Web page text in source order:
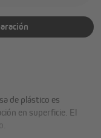
de plástico es
en superficie. El